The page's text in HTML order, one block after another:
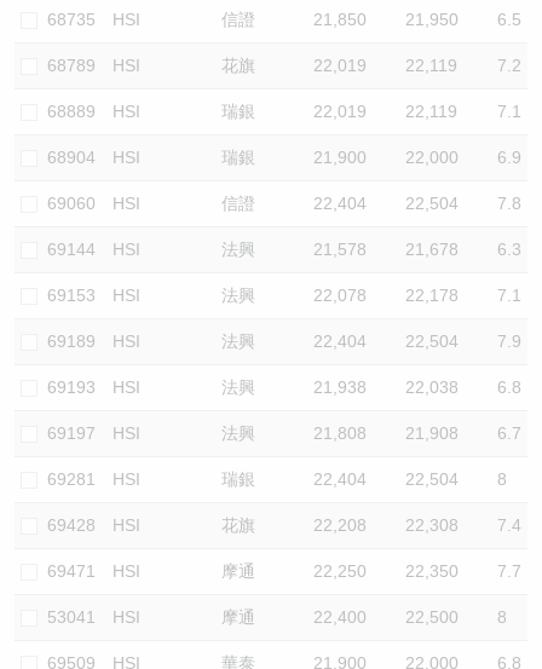
68735 HSI 信證 21,850 21,950 6.5
68789 HSI 花旗 22,019 22,119 7.2
68889 HSI 瑞銀 22,019 22,119 7.1
68904 HSI 瑞銀 21,900 22,000 6.9
69060 HSI 信證 22,404 22,504 7.8
69144 HSI 法興 21,578 21,678 6.3
69153 HSI 法興 22,078 22,178 7.1
69189 HSI 法興 22,404 22,504 7.9
69193 HSI 法興 21,938 22,038 6.8
69197 HSI 法興 21,808 21,908 6.7
69281 HSI 瑞銀 22,404 22,504 8
69428 HSI 花旗 22,208 22,308 7.4
69471 HSI 摩通 22,250 22,350 7.7
53041 HSI 摩通 22,400 22,500 8
69509 HSI 華泰 21,900 22,000 6.8